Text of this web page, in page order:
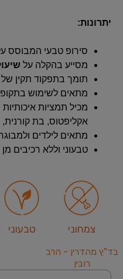
יתרונות:
סירופ טבעי המבוסס
מסייע בהקלה על
תומך בתפקוד תקין
מתאים לשימוש
מכיל תמציות
אקליפטוס, בת קורנית,
מתאים לילדים
טבעוני וללא רכיבים
צמחוני טבעוני
בד"ץ מהדרין - הרב
רובין